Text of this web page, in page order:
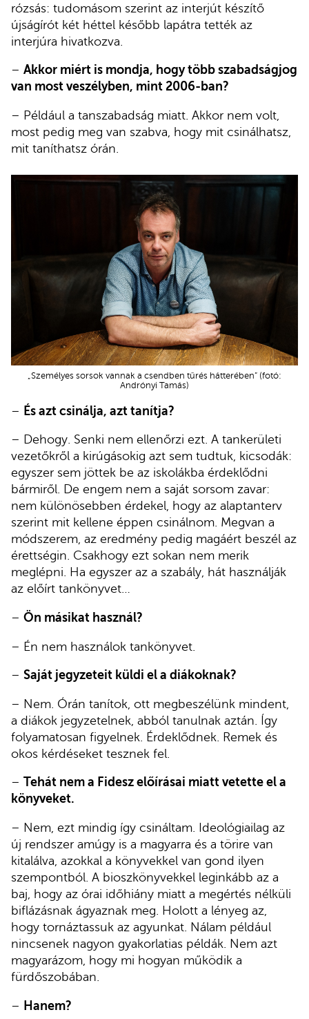
rózsás: tudomásom szerint az interjút készítő
újságírót két héttel később lapátra tették az
interjúra hivatkozva.
– Akkor miért is mondja, hogy több szabadságjog
van most veszélyben, mint 2006-ban?
– Például a tanszabadság miatt. Akkor nem volt,
most pedig meg van szabva, hogy mit csinálhatsz,
mit taníthatsz órán.
„Személyes sorsok vannak a csendben tűrés hátterében” (fotó:
Andrónyi Tamás)
– És azt csinálja, azt tanítja?
– Dehogy. Senki nem ellenőrzi ezt. A tankerületi
vezetőkről a kirúgásokig azt sem tudtuk, kicsodák:
egyszer sem jöttek be az iskolákba érdeklődni
bármiről. De engem nem a saját sorsom zavar:
nem különösebben érdekel, hogy az alaptanterv
szerint mit kellene éppen csinálnom. Megvan a
módszerem, az eredmény pedig magáért beszél az
érettségin. Csakhogy ezt sokan nem merik
meglépni. Ha egyszer az a szabály, hát használják
az előírt tankönyvet…
– Ön másikat használ?
– Én nem használok tankönyvet.
– Saját jegyzeteit küldi el a diákoknak?
– Nem. Órán tanítok, ott megbeszélünk mindent,
a diákok jegyzetelnek, abból tanulnak aztán. Így
folyamatosan figyelnek. Érdeklődnek. Remek és
okos kérdéseket tesznek fel.
– Tehát nem a Fidesz előírásai miatt vetette el a
könyveket.
– Nem, ezt mindig így csináltam. Ideológiailag az
új rendszer amúgy is a magyarra és a törire van
kitalálva, azokkal a könyvekkel van gond ilyen
szempontból. A bioszkönyvekkel leginkább az a
baj, hogy az órai időhiány miatt a megértés nélküli
biflázásnak ágyaznak meg. Holott a lényeg az,
hogy tornáztassuk az agyunkat. Nálam például
nincsenek nagyon gyakorlatias példák. Nem azt
magyarázom, hogy mi hogyan működik a
fürdőszobában.
– Hanem?